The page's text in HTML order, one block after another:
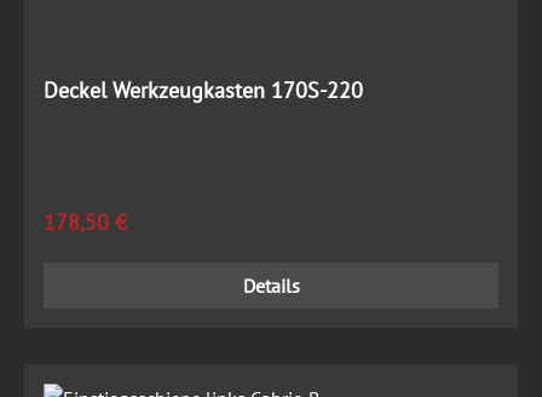
Deckel Werkzeugkasten 170S-220
Regulärer Preis:
178,50 €
Details